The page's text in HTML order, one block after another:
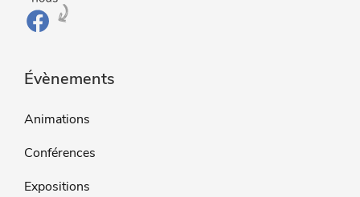
Évènements
Animations
Conférences
Expositions